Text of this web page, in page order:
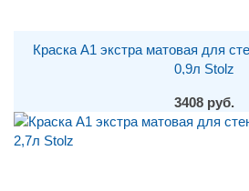
Краска A1 экстра матовая для
0,9л Stolz
3408 руб.